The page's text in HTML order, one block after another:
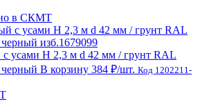
в СКМТ
с усами H 2,3 м d 42 мм / грунт RAL
черный В корзину 384 ₽/шт. Код 1202211-